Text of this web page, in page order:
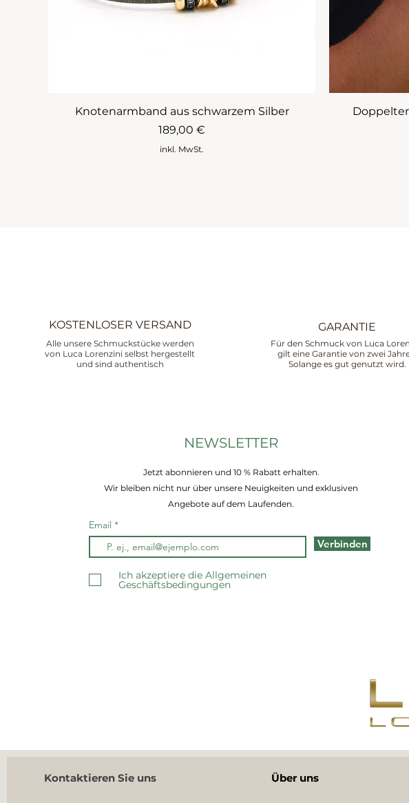
Knotenarmband aus schwarzem Silber
Preis
189,00 €
inkl. MwSt.
KOSTENLOSER VERSAND
Alle unsere Schmuckstücke werden
von Luca Lorenzini selbst hergestellt
und sind authentisch
GARANTIE
Für den Schmuck von Luca
gilt eine Garantie von zwei
Solange es gut genutzt wird.
NEWSLETTER
Jetzt abonnieren und 10 % Rabatt erhalten.
Wir bleiben nicht nur über unsere Neuigkeiten und exklusiven
Angebote auf dem Laufenden.
Email
Verbinden
Ich akzeptiere die Allgemeinen
Geschäftsbedingungen
Kontaktieren Sie uns Über uns